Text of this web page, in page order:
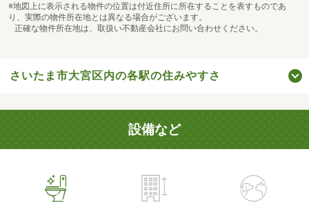
※地図上に表示される物件の位置は付近住所に所在することを表すものであ
り、実際の物件所在地とは異なる場合がございます。
正確な物件所在地は、取扱い不動産会社にお問い合わせください。
さいたま市大宮区内の各駅の住みやすさ
設備など